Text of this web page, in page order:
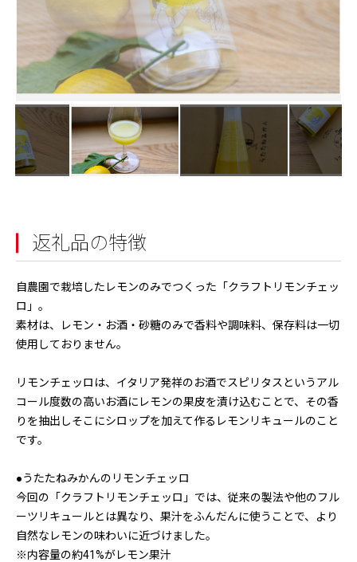
返礼品の特徴
自農園で栽培したレモンのみでつくった「クラフトリモンチェッ
ロ」。
素材は、レモン・お酒・砂糖のみで香料や調味料、保存料は一切
使用しておりません。
リモンチェッロは、イタリア発祥のお酒でスピリタスというアル
コール度数の高いお酒にレモンの果皮を漬け込むことで、その香
りを抽出しそこにシロップを加えて作るレモンリキュールのこと
です。
●うたたねみかんのリモンチェッロ
今回の「クラフトリモンチェッロ」では、従来の製法や他のフル
ーツリキュールとは異なり、果汁をふんだんに使うことで、より
自然なレモンの味わいに近づけました。
※内容量の約41%がレモン果汁